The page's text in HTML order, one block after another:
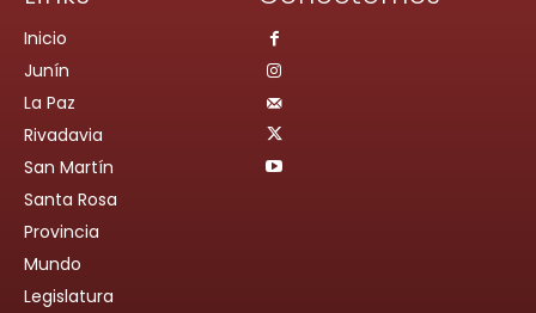
Inicio
Junín
La Paz
Rivadavia
San Martín
Santa Rosa
Provincia
Mundo
Legislatura